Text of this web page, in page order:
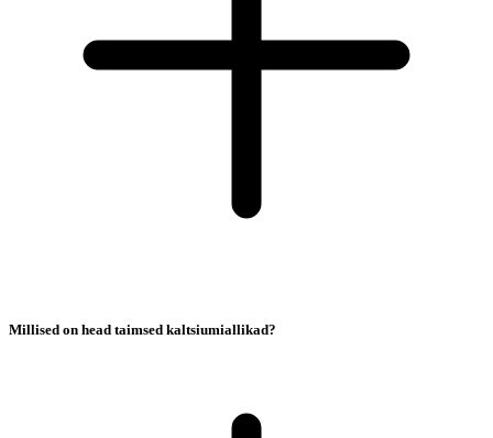
Millised on head taimsed kaltsiumiallikad?